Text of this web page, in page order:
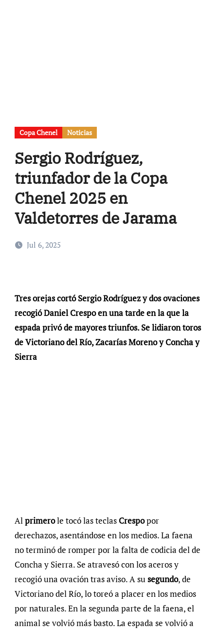
Copa Chenel Noticias
Sergio Rodríguez,
triunfador de la Copa
Chenel 2025 en
Valdetorres de Jarama
Jul 6, 2025
Tres orejas cortó Sergio Rodríguez y dos ovaciones
recogió Daniel Crespo en una tarde en la que la
espada privó de mayores triunfos. Se lidiaron toros
de Victoriano del Río, Zacarías Moreno y Concha y
Sierra
Alprimerole tocó las teclas Crespopor
derechazos, asentándose en los medios. La faena
no terminó de romper por la falta de codicia del de
Concha y Sierra. Se atravesó con los aceros y
recogió una ovación tras aviso. A susegundo, de
Victoriano del Río, lo toreó a placer en los medios
por naturales. En la segunda parte de la faena, el
animal se volvió más basto. La espada se volvió a